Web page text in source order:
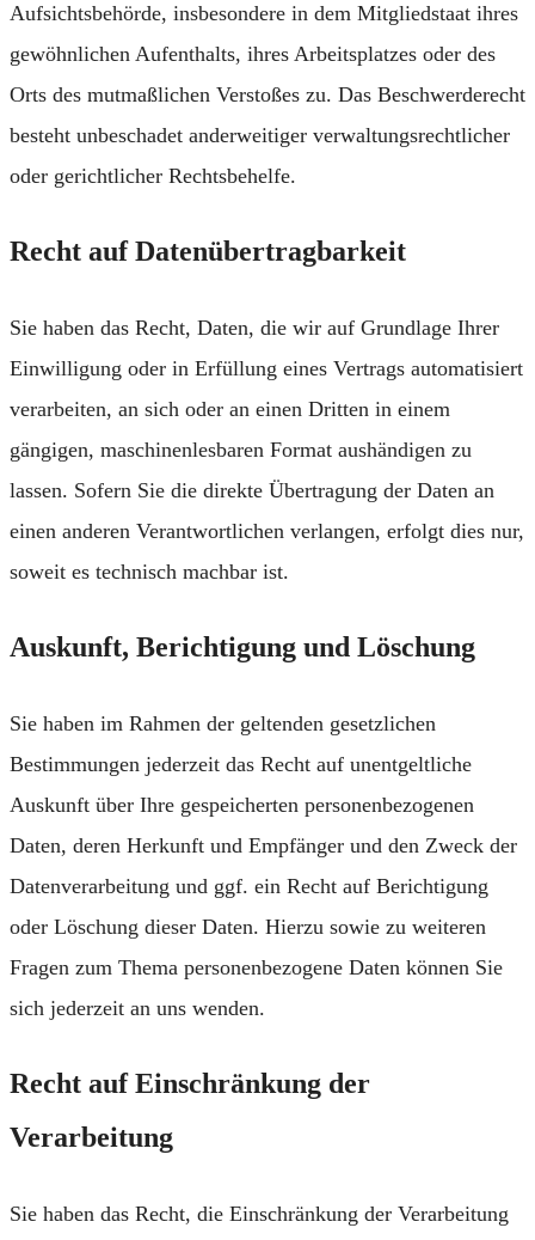
Aufsichtsbehörde, insbesondere in dem Mitgliedstaat ihres
gewöhnlichen Aufenthalts, ihres Arbeitsplatzes oder des
Orts des mutmaßlichen Verstoßes zu. Das Beschwerderecht
besteht unbeschadet anderweitiger verwaltungsrechtlicher
oder gerichtlicher Rechtsbehelfe.
Recht auf Daten­übertrag­barkeit
Sie haben das Recht, Daten, die wir auf Grundlage Ihrer
Einwilligung oder in Erfüllung eines Vertrags automatisiert
verarbeiten, an sich oder an einen Dritten in einem
gängigen, maschinenlesbaren Format aushändigen zu
lassen. Sofern Sie die direkte Übertragung der Daten an
einen anderen Verantwortlichen verlangen, erfolgt dies nur,
soweit es technisch machbar ist.
Auskunft, Berichtigung und Löschung
Sie haben im Rahmen der geltenden gesetzlichen
Bestimmungen jederzeit das Recht auf unentgeltliche
Auskunft über Ihre gespeicherten personenbezogenen
Daten, deren Herkunft und Empfänger und den Zweck der
Datenverarbeitung und ggf. ein Recht auf Berichtigung
oder Löschung dieser Daten. Hierzu sowie zu weiteren
Fragen zum Thema personenbezogene Daten können Sie
sich jederzeit an uns wenden.
Recht auf Einschränkung der
Verarbeitung
Sie haben das Recht, die Einschränkung der Verarbeitung